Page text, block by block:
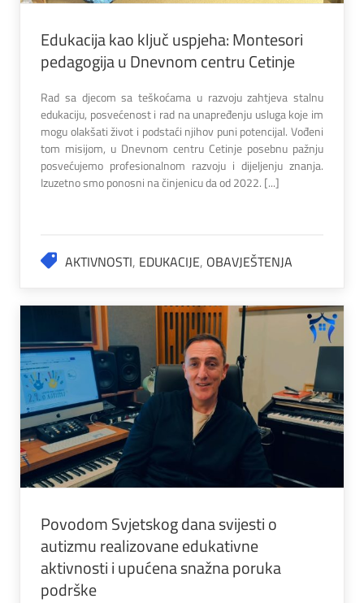
Edukacija kao ključ uspjeha: Montesori
pedagogija u Dnevnom centru Cetinje
Rad sa djecom sa teškoćama u razvoju zahtjeva stalnu
edukaciju, posvećenost i rad na unapređenju usluga koje im
mogu olakšati život i podstaći njihov puni potencijal. Vođeni
tom misijom, u Dnevnom centru Cetinje posebnu pažnju
posvećujemo profesionalnom razvoju i dijeljenju znanja.
Izuzetno smo ponosni na činjenicu da od 2022. [...]
AKTIVNOSTI, EDUKACIJE, OBAVJEŠTENJA
Povodom Svjetskog dana svijesti o
autizmu realizovane edukativne
aktivnosti i upućena snažna poruka
podrške